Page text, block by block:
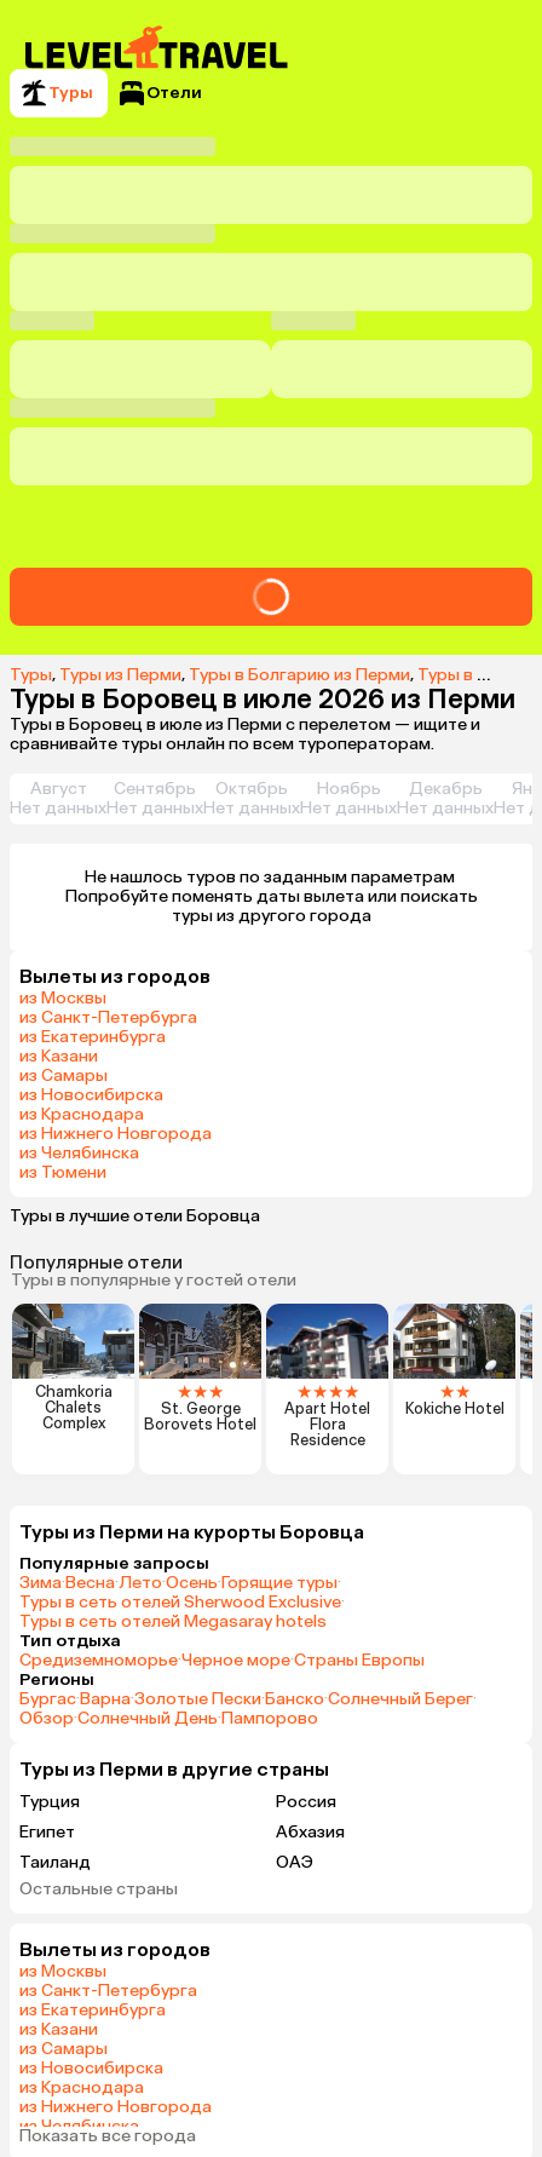
Туры Отели
Туры, Туры из Перми, Туры в Болгарию из Перми, Туры в Боровец из Перми
Туры в Боровец в июле 2026 из Перми
Туры в Боровец в июле из Перми с перелетом — ищите и
сравнивайте туры онлайн по всем туроператорам.
Август
Нет данных
Сентябрь
Нет данных
Октябрь
Нет данных
Ноябрь
Нет данных
Декабрь
Нет данныхНет
Не нашлось туров по заданным параметрам
туры из другого города
Вылеты из городов
из Москвы
из Санкт-Петербурга
из Екатеринбурга
из Казани
из Самары
из Новосибирска
из Краснодара
из Нижнего Новгорода
из Челябинска
из Тюмени
Туры в лучшие отели Боровца
Популярные отели
Туры в популярные у гостей отели
Chamkoria
Chalets
Complex
★★★
St. George
Borovets Hotel
★★★★
Apart Hotel
Flora
Residence
★★
Kokiche Hotel
Туры из Перми на курорты Боровца
Популярные запросы
Зима·Весна·Лето·Осень·Горящие туры·
Туры в сеть отелей Sherwood Exclusive·
Туры в сеть отелей Megasaray hotels
Тип отдыха
Средиземноморье·Черное море·Страны Европы
Регионы
Бургас·Варна·Золотые Пески·Банско·Солнечный Берег·
Обзор·Солнечный День·Пампорово
Туры из Перми в другие страны
Турция
Россия
Египет
Абхазия
Таиланд
ОАЭ
Гонконг
Остальные страны
Вылеты из городов
из Москвы
из Санкт-Петербурга
из Екатеринбурга
из Казани
из Самары
из Новосибирска
из Краснодара
из Нижнего Новгорода
из Челябинска
из Тюмени
Показать все города